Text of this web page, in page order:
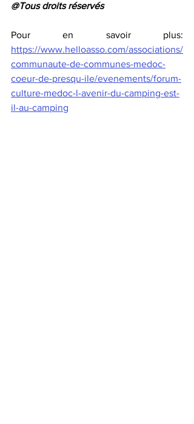
@Tous droits réservés
https://www.helloasso.com/associations/
communaute-de-communes-medoc-
coeur-de-presqu-ile/evenements/forum-
culture-medoc-l-avenir-du-camping-est-
il-au-camping